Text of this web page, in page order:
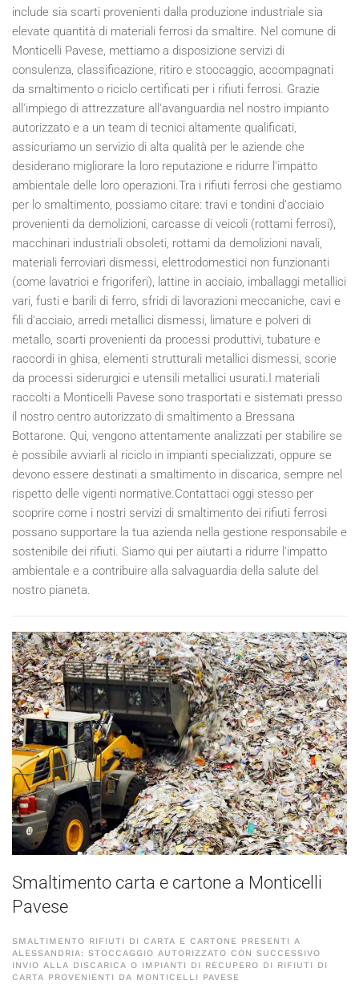
include sia scarti provenienti dalla produzione industriale sia
elevate quantità di materiali ferrosi da smaltire. Nel comune di
Monticelli Pavese, mettiamo a disposizione servizi di
consulenza, classificazione, ritiro e stoccaggio, accompagnati
da smaltimento o riciclo certificati per i rifiuti ferrosi. Grazie
all'impiego di attrezzature all'avanguardia nel nostro impianto
autorizzato e a un team di tecnici altamente qualificati,
assicuriamo un servizio di alta qualità per le aziende che
desiderano migliorare la loro reputazione e ridurre l'impatto
ambientale delle loro operazioni.Tra i rifiuti ferrosi che gestiamo
per lo smaltimento, possiamo citare: travi e tondini d'acciaio
provenienti da demolizioni, carcasse di veicoli (rottami ferrosi),
macchinari industriali obsoleti, rottami da demolizioni navali,
materiali ferroviari dismessi, elettrodomestici non funzionanti
(come lavatrici e frigoriferi), lattine in acciaio, imballaggi metallici
vari, fusti e barili di ferro, sfridi di lavorazioni meccaniche, cavi e
fili d'acciaio, arredi metallici dismessi, limature e polveri di
metallo, scarti provenienti da processi produttivi, tubature e
raccordi in ghisa, elementi strutturali metallici dismessi, scorie
da processi siderurgici e utensili metallici usurati.I materiali
raccolti a Monticelli Pavese sono trasportati e sistemati presso
il nostro centro autorizzato di smaltimento a Bressana
Bottarone. Qui, vengono attentamente analizzati per stabilire se
è possibile avviarli al riciclo in impianti specializzati, oppure se
devono essere destinati a smaltimento in discarica, sempre nel
rispetto delle vigenti normative.Contattaci oggi stesso per
scoprire come i nostri servizi di smaltimento dei rifiuti ferrosi
possano supportare la tua azienda nella gestione responsabile e
sostenibile dei rifiuti. Siamo qui per aiutarti a ridurre l'impatto
ambientale e a contribuire alla salvaguardia della salute del
nostro pianeta.
Smaltimento carta e cartone a Monticelli
Pavese
SMALTIMENTO RIFIUTI DI CARTA E CARTONE PRESENTI A
ALESSANDRIA: STOCCAGGIO AUTORIZZATO CON SUCCESSIVO
INVIO ALLA DISCARICA O IMPIANTI DI RECUPERO DI RIFIUTI DI
CARTA PROVENIENTI DA MONTICELLI PAVESE